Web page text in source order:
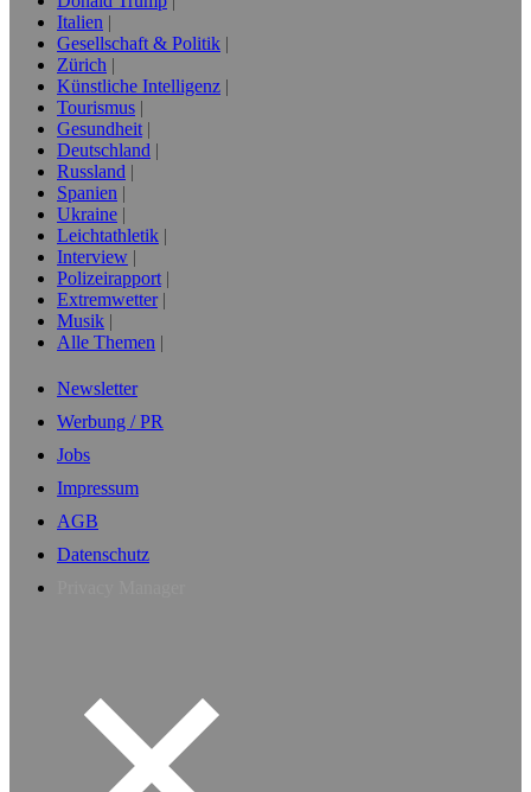
Italien
Gesellschaft & Politik
Zürich
Künstliche Intelligenz
Tourismus
Gesundheit
Deutschland
Russland
Spanien
Ukraine
Leichtathletik
Interview
Polizeirapport
Extremwetter
Musik
Alle Themen
Newsletter
Werbung / PR
Jobs
Impressum
AGB
Datenschutz